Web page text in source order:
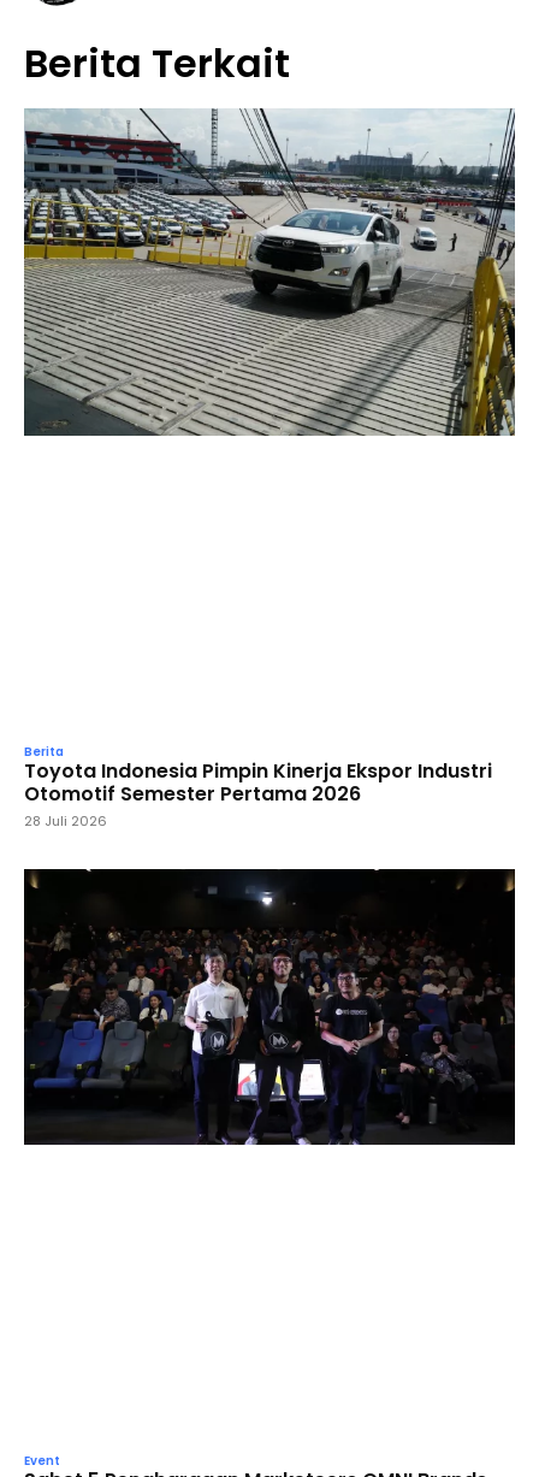
Berita Terkait
Berita
Toyota Indonesia Pimpin Kinerja Ekspor Industri
Otomotif Semester Pertama 2026
28 Juli 2026
Event